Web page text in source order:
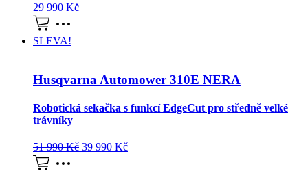
29 990 Kč
SLEVA!
Husqvarna Automower 310E NERA
Robotická sekačka s funkcí EdgeCut pro středně velké
trávníky
51 990Kč 39 990 Kč